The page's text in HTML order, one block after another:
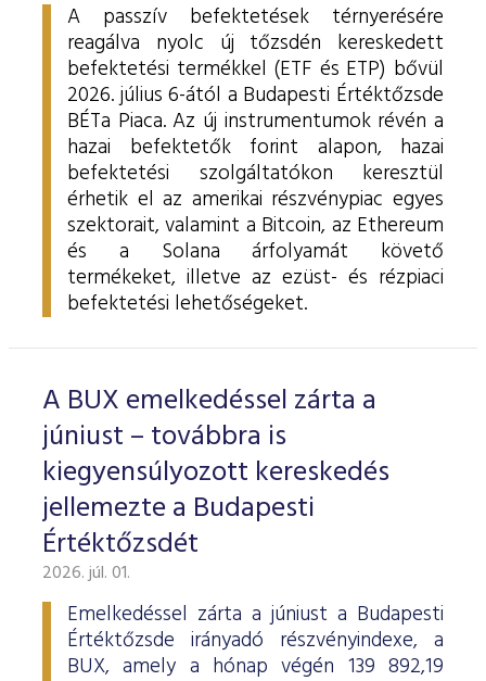
A passzív befektetések térnyerésére
reagálva nyolc új tőzsdén kereskedett
befektetési termékkel (ETF és ETP) bővül
2026. július 6-ától a Budapesti Értéktőzsde
BÉTa Piaca. Az új instrumentumok révén a
hazai befektetők forint alapon, hazai
befektetési szolgáltatókon keresztül
érhetik el az amerikai részvénypiac egyes
szektorait, valamint a Bitcoin, az Ethereum
és a Solana árfolyamát követő
termékeket, illetve az ezüst- és rézpiaci
befektetési lehetőségeket.
A BUX emelkedéssel zárta a
júniust – továbbra is
kiegyensúlyozott kereskedés
jellemezte a Budapesti
Értéktőzsdét
2026. júl. 01.
Emelkedéssel zárta a júniust a Budapesti
Értéktőzsde irányadó részvényindexe, a
BUX, amely a hónap végén 139 892,19